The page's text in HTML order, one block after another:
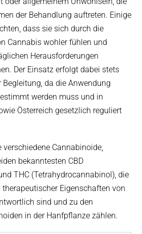
der Behandlung auftreten. Einige
dass sie sich durch die
Cannabis wohler fühlen und
Herausforderungen
Der Einsatz erfolgt dabei stets
Begleitung, da die Anwendung
werden muss und in
Österreich gesetzlich reguliert
verschiedene Cannabinoide,
bekanntesten CBD
THC (Tetrahydrocannabinol), die
Eigenschaften von
sind und zu den
in der Hanfpflanze zählen.